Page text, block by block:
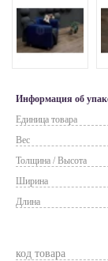
Информация об
Единица товара
Вес
Толщина / Высота
Ширина
Длина
код товара